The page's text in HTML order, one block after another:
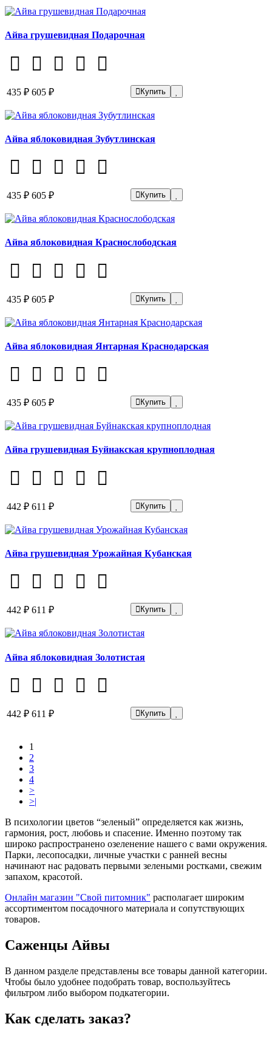
Айва грушевидная Подарочная
435 ₽ 605 ₽ Купить
Айва яблоковидная Зубутлинская
435 ₽ 605 ₽ Купить
Айва яблоковидная Краснослободская
435 ₽ 605 ₽ Купить
Айва яблоковидная Янтарная Краснодарская
435 ₽ 605 ₽ Купить
Айва грушевидная Буйнакская крупноплодная
442 ₽ 611 ₽ Купить
Айва грушевидная Урожайная Кубанская
442 ₽ 611 ₽ Купить
Айва яблоковидная Золотистая
442 ₽ 611 ₽ Купить
1
2
3
4
>
>|
В психологии цветов “зеленый” определяется как жизнь,
гармония, рост, любовь и спасение. Именно поэтому так
широко распространено озеленение нашего с вами окружения.
Парки, лесопосадки, личные участки с ранней весны
начинают нас радовать первыми зелеными ростками, свежим
запахом, красотой.
Онлайн магазин "Свой питомник" располагает широким
ассортиментом посадочного материала и сопутствующих
товаров.
Саженцы Айвы
В данном разделе представлены все товары данной категории.
Чтобы было удобнее подобрать товар, воспользуйтесь
фильтром либо выбором подкатегории.
Как сделать заказ?